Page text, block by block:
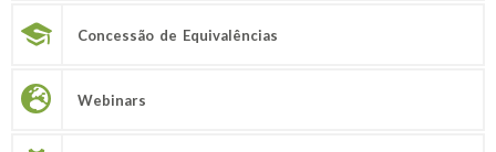
Concessão de Equivalências
Webinars